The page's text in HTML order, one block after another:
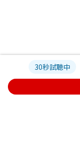
30秒試聴中